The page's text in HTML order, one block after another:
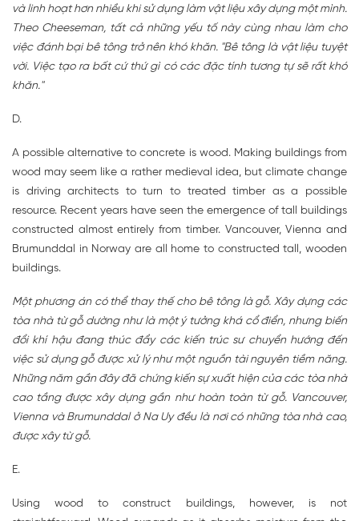
và linh hoạt hơn nhiều khi sử dụng làm vật liệu xây dựng một mình.
Theo Cheeseman, tất cả những yếu tố này cùng nhau làm cho
việc đánh bại bê tông trở nên khó khăn. "Bê tông là vật liệu tuyệt
vời. Việc tạo ra bất cứ thứ gì có các đặc tính tương tự sẽ rất khó
khăn."
D.
A possible alternative to concrete is wood. Making buildings from
wood may seem like a rather medieval idea, but climate change
is driving architects to turn to treated timber as a possible
resource. Recent years have seen the emergence of tall buildings
constructed almost entirely from timber. Vancouver, Vienna and
Brumunddal in Norway are all home to constructed tall, wooden
buildings.
Một phương án có thể thay thế cho bê tông là gỗ. Xây dựng các
tòa nhà từ gỗ dường như là một ý tưởng khá cổ điển, nhưng biến
đổi khí hậu đang thúc đẩy các kiến trúc sư chuyển hướng đến
việc sử dụng gỗ được xử lý như một nguồn tài nguyên tiềm năng.
Những năm gần đây đã chứng kiến sự xuất hiện của các tòa nhà
cao tầng được xây dựng gần như hoàn toàn từ gỗ. Vancouver,
Vienna và Brumunddal ở Na Uy đều là nơi có những tòa nhà cao,
được xây từ gỗ.
E.
Using wood to construct buildings, however, is not